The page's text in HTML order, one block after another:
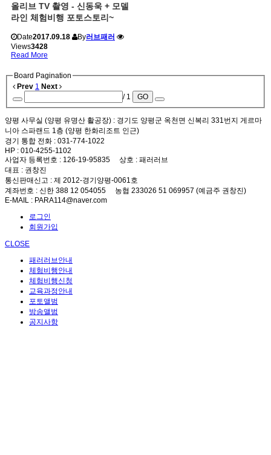
올리브 TV 촬영 - 신동욱 + 모델
라인 체험비행 포토스토리~
Date2017.09.18 By러브패러
Views3428
Read More
Board Pagination
Prev 1 Next
/ 1
GO
양평 사무실 (양평 유명산 활공장) : 경기도 양평군 옥천면 신복리 331번지 게르마
니아 스파랜드 1층 (양평 한화리조트 인근)
경기 통합 전화 : 031-774-1022
HP : 010-4255-1102
사업자 등록번호 : 126-19-95835 상호 : 패러러브
대표 : 권창진
통신판매신고 : 제 2012-경기양평-0061호
계좌번호 : 신한 388 12 054055 농협 233026 51 069957 (예금주 권창진)
E-MAIL : PARA114@naver.com
로그인
회원가입
CLOSE
패러러브안내
체험비행안내
체험비행신청
교육과정안내
포토앨범
방송앨범
공지사항